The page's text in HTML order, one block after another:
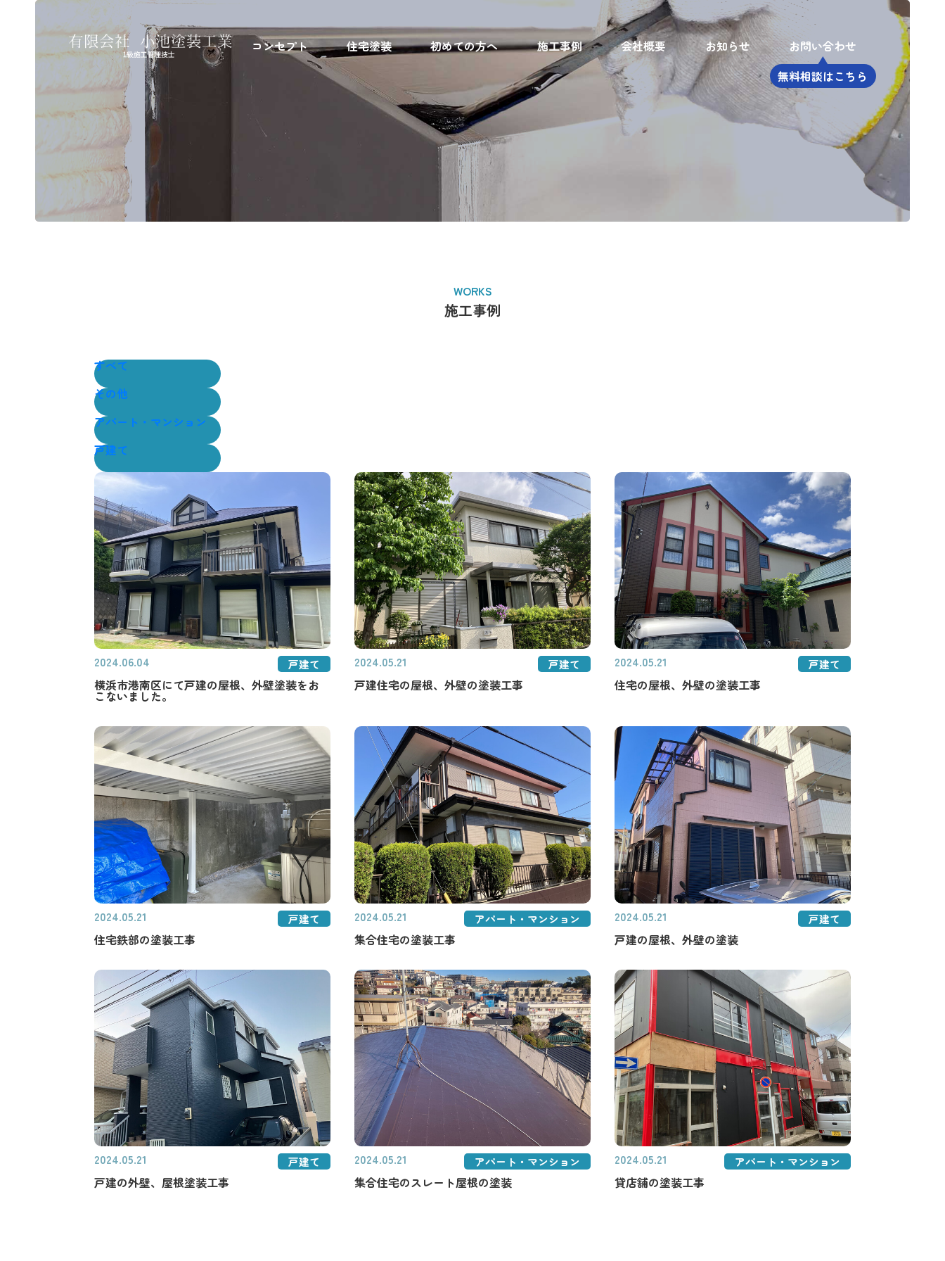
コンセプト 住宅塗装 初めての方へ 施工事例 会社概要 お知らせ お問い合わせ
施工事例
WORKS
すべて
その他
アパート・マンション
戸建て
2024.06.04 戸建て
横浜市港南区にて戸建の屋根、外壁塗装をお
こないました。
2024.05.21 戸建て
戸建住宅の屋根、外壁の塗装工事
2024.05.21 戸建て
住宅の屋根、外壁の塗装工事
2024.05.21 戸建て
住宅鉄部の塗装工事
2024.05.21 アパート・マンション
集合住宅の塗装工事
2024.05.21 戸建て
戸建の屋根、外壁の塗装
2024.05.21 戸建て
戸建の外壁、屋根塗装工事
2024.05.21 アパート・マンション
集合住宅のスレート屋根の塗装
2024.05.21 アパート・マンション
貸店舗の塗装工事